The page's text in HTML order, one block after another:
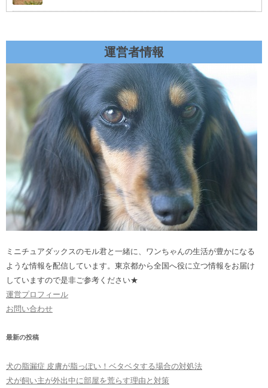
運営者情報
ミニチュアダックスのモル君と一緒に、ワンちゃんの生活が豊かになる
ような情報を配信しています。東京都から全国へ役に立つ情報をお届け
していますので是非ご参考ください★
運営プロフィール
お問い合わせ
最新の投稿
犬の脂漏症 皮膚が脂っぽい！ベタベタする場合の対処法
犬が飼い主が外出中に部屋を荒らす理由と対策